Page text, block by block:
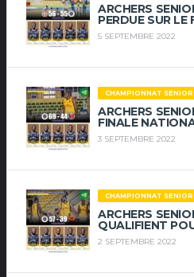
ARCHERS
PERDUE SUR LE
5 SEPTEMBRE 2022
CHAMPIONNAT SENIOR
ARCHERS
FINALE
3 SEPTEMBRE 2022
CHAMPIONNAT SENIOR
ARCHERS
QUALIFIENT
2 SEPTEMBRE 2022